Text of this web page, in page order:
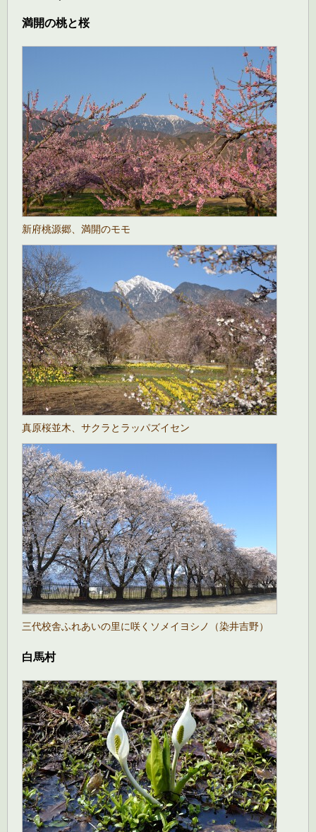
満開の桃と桜
新府桃源郷、満開のモモ
真原桜並木、サクラとラッパズイセン
三代校舎ふれあいの里に咲くソメイヨシノ（染井吉野）
白馬村